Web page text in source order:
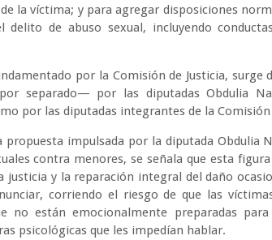
la víctima; y para agregar disposiciones
delito de abuso sexual, incluyendo
por la Comisión de Justicia, surge
separado— por las diputadas Obdulia
por las diputadas integrantes de la
propuesta impulsada por la diputada Obdulia
contra menores, se señala que esta
justicia y la reparación integral del daño
corriendo el riesgo de que las
no están emocionalmente preparadas
psicológicas que les impedían hablar.